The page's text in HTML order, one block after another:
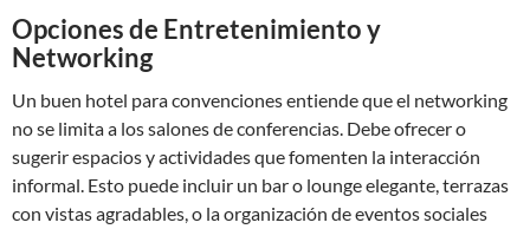
Opciones de Entretenimiento y
Networking
Un buen hotel para convenciones entiende que el networking
no se limita a los salones de conferencias. Debe ofrecer o
sugerir espacios y actividades que fomenten la interacción
informal. Esto puede incluir un bar o lounge elegante, terrazas
con vistas agradables, o la organización de eventos sociales